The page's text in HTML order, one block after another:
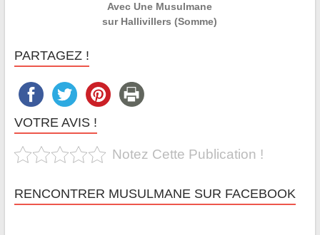
Avec Une Musulmane
sur Hallivillers (Somme)
PARTAGEZ !
VOTRE AVIS !
Notez Cette Publication !
RENCONTRER MUSULMANE SUR FACEBOOK